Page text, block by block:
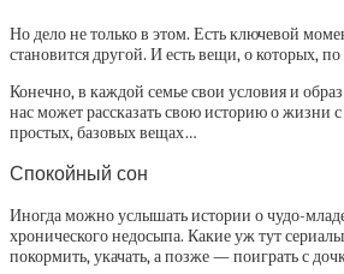
Но дело не только в этом. Есть ключевой
становится другой. И есть вещи, о которых,
Конечно, в каждой семье свои условия и
нас может рассказать свою историю о жизни
простых, базовых вещах…
Спокойный сон
Иногда можно услышать истории о чудо-
хронического недосыпа. Какие уж тут
покормить, укачать, а позже — поиграть с